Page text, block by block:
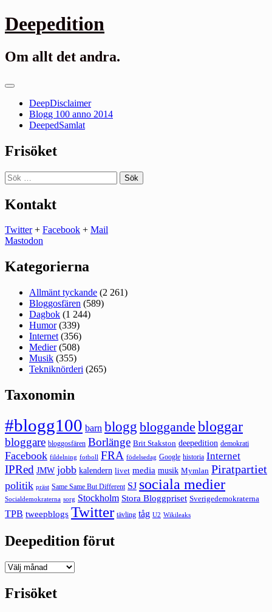
Gå
till
Deepedition
Om allt det andra.
Primär
DeepDisclaimer
Blogg 100 anno 2014
DeepedSamlat
Frisöket
Sök
efter:
Kontakt
Twitter+ Facebook + Mail
Mastodon
Kategorierna
Allmänt tyckande (2 261)
Bloggosfären (589)
Dagbok (1 244)
Humor(339)
Internet (356)
Medier(508)
Musik (355)
Tekniknörderi (265)
Taxonomin
#blogg100 barn blogg bloggande bloggar
bloggare bloggosfären Borlänge Brit Stakston deepedition demokrati
Facebook fildelning fotboll FRA födelsedag Google historia Internet
IPRed JMW jobb kalendern livet media musik Mymlan Piratpartiet
politik präst Same Same But Different SJ sociala medier
Socialdemokraterna sorg Stockholm Stora Bloggpriset Sverigedemokraterna
TPB tweepblogs Twitter tävling tåg U2 Wikileaks
Deepedition förut
Deepedition
Frisöket